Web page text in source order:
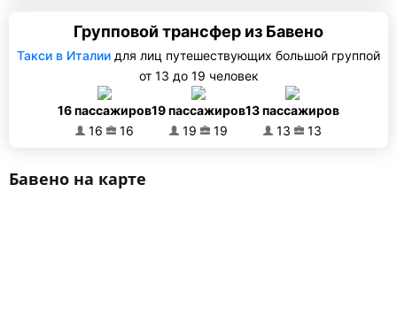
Групповой трансфер из Бавено
Такси в Италии для лиц путешествующих большой группой
от 13 до 19 человек
16 пассажиров
16
16
19 пассажиров
19
19
13 пассажиров
13
13
Бавено на карте